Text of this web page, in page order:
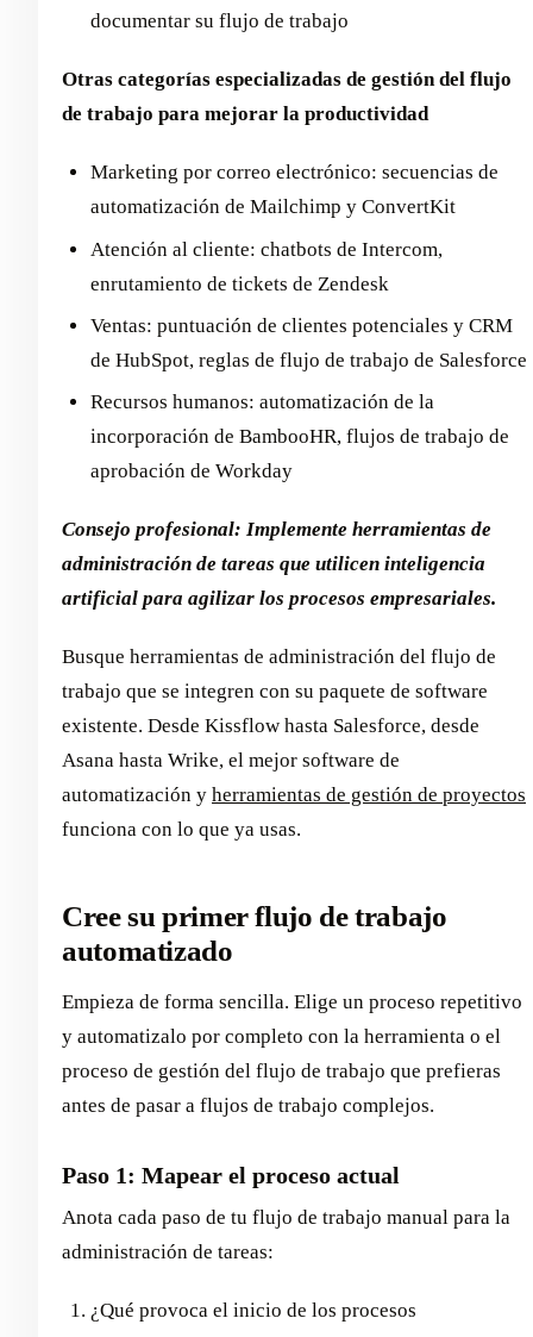
documentar su flujo de trabajo
Otras categorías especializadas de gestión del flujo
de trabajo para mejorar la productividad
Marketing por correo electrónico: secuencias de
automatización de Mailchimp y ConvertKit
Atención al cliente: chatbots de Intercom,
enrutamiento de tickets de Zendesk
Ventas: puntuación de clientes potenciales y CRM
de HubSpot, reglas de flujo de trabajo de Salesforce
Recursos humanos: automatización de la
incorporación de BambooHR, flujos de trabajo de
aprobación de Workday
Consejo profesional: Implemente herramientas de
administración de tareas que utilicen inteligencia
artificial para agilizar los procesos empresariales.
Busque herramientas de administración del flujo de
trabajo que se integren con su paquete de software
existente. Desde Kissflow hasta Salesforce, desde
Asana hasta Wrike, el mejor software de
automatización y herramientas de gestión de proyectos
funciona con lo que ya usas.
Cree su primer flujo de trabajo
automatizado
Empieza de forma sencilla. Elige un proceso repetitivo
y automatizalo por completo con la herramienta o el
proceso de gestión del flujo de trabajo que prefieras
antes de pasar a flujos de trabajo complejos.
Paso 1: Mapear el proceso actual
Anota cada paso de tu flujo de trabajo manual para la
administración de tareas:
¿Qué provoca el inicio de los procesos